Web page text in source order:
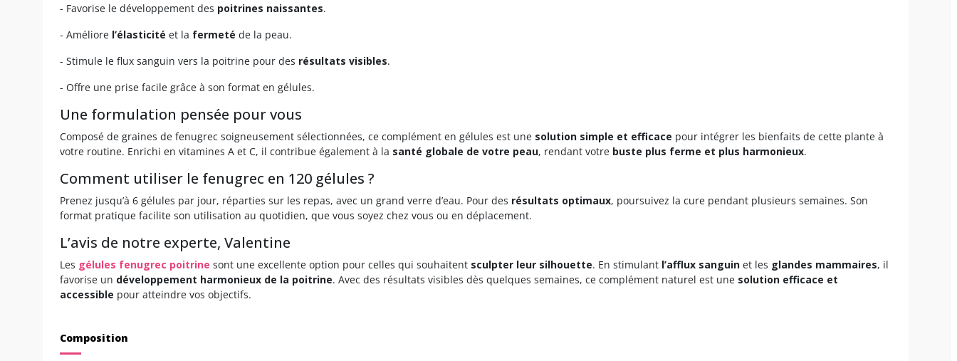
- Favorise le développement des poitrines naissantes.
- Améliore l’élasticité et la fermeté de la peau.
- Stimule le flux sanguin vers la poitrine pour des résultats visibles.
- Offre une prise facile grâce à son format en gélules.
Une formulation pensée pour vous
Composé de graines de fenugrec soigneusement sélectionnées, ce complément en gélules est une solution simple et efficace pour intégrer les bienfaits de cette plante à
votre routine. Enrichi en vitamines A et C, il contribue également à la santé globale de votre peau, rendant votre buste plus ferme et plus harmonieux.
Comment utiliser le fenugrec en 120 gélules ?
Prenez jusqu’à 6 gélules par jour, réparties sur les repas, avec un grand verre d’eau. Pour des résultats optimaux, poursuivez la cure pendant plusieurs semaines. Son
format pratique facilite son utilisation au quotidien, que vous soyez chez vous ou en déplacement.
L’avis de notre experte, Valentine
Les gélules fenugrec poitrine sont une excellente option pour celles qui souhaitent sculpter leur silhouette. En stimulant l’afflux sanguin et les glandes mammaires, il
favorise un développement harmonieux de la poitrine. Avec des résultats visibles dès quelques semaines, ce complément naturel est une solution efficace et
accessible pour atteindre vos objectifs.
Composition